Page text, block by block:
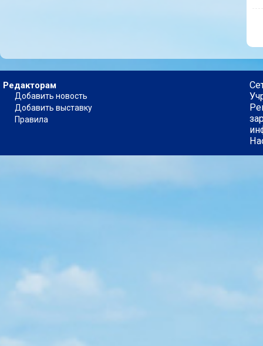
Редакторам
Добавить новость
Добавить выставку
Правила